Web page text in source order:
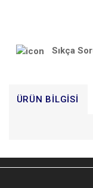
Sıkça
ÜRÜN BILGISI
Bu ürünün fiyat
konularda
kullanarak